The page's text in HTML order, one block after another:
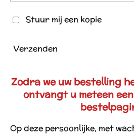
Stuur mij een kopie
Verzenden
Zodra we uw bestelling
ontvangt u meteen
Op deze persoonlijke, met